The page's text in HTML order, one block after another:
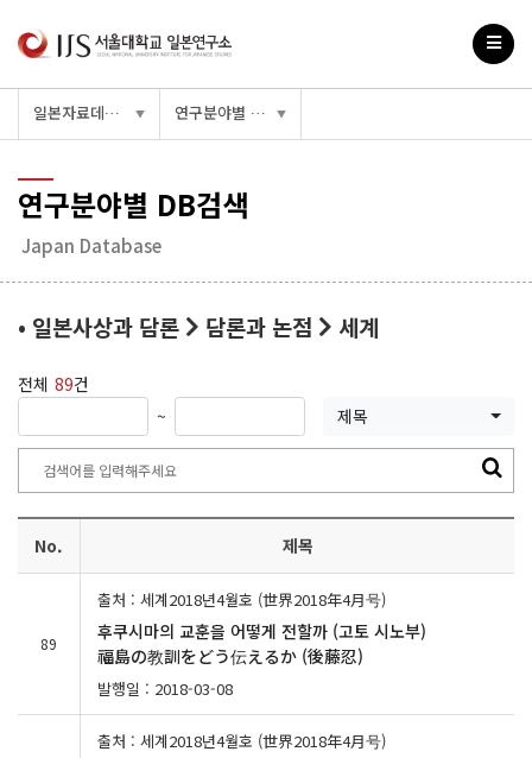
일본자료데이터베이스 ▼ 연구분야별 DB검색 ▼
연구분야별 DB검색
Japan Database
• 일본사상과 담론 담론과 논점 세계
전체 89건
~
제목
No. 제목
89
출처 : 세계2018년4월호 (世界2018年4月号)
후쿠시마의 교훈을 어떻게 전할까 (고토 시노부)
福島の教訓をどう伝えるか (後藤忍)
발행일 : 2018-03-08
출처 : 세계2018년4월호 (世界2018年4月号)